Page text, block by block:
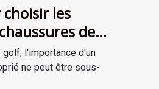
les
de
à votre style
l'importance d'un
ne peut être sous-